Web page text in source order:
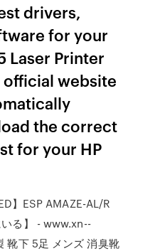
drivers,
for your
Laser Printer
official website
the correct
for your HP
】ESP AMAZE-AL/R
る】 - www.xn--
下 5足 メンズ 消臭靴